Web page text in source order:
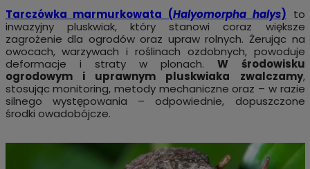
Tarczówka marmurkowata (Halyomorpha halys) to
inwazyjny pluskwiak, który stanowi coraz większe
zagrożenie dla ogrodów oraz upraw rolnych. Żerując na
owocach, warzywach i roślinach ozdobnych, powoduje
deformacje i straty w plonach.W środowisku
ogrodowym i uprawnym pluskwiaka zwalczamy,
stosując monitoring, metody mechaniczne oraz – w razie
silnego występowania – odpowiednie, dopuszczone
środki owadobójcze.